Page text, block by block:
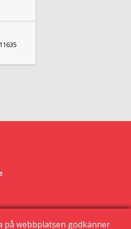
på webbplatsen godkänner